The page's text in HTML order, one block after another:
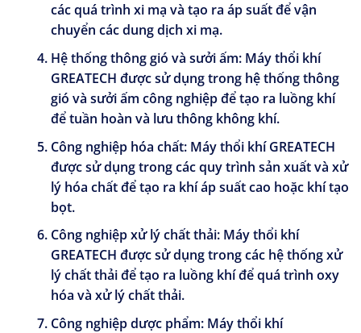
các quá trình xi mạ và tạo ra áp suất để vận
chuyển các dung dịch xi mạ.
Hệ thống thông gió và sưởi ấm: Máy thổi khí
GREATECH được sử dụng trong hệ thống thông
gió và sưởi ấm công nghiệp để tạo ra luồng khí
để tuần hoàn và lưu thông không khí.
Công nghiệp hóa chất: Máy thổi khí GREATECH
được sử dụng trong các quy trình sản xuất và xử
lý hóa chất để tạo ra khí áp suất cao hoặc khí tạo
bọt.
Công nghiệp xử lý chất thải: Máy thổi khí
GREATECH được sử dụng trong các hệ thống xử
lý chất thải để tạo ra luồng khí để quá trình oxy
hóa và xử lý chất thải.
Công nghiệp dược phẩm: Máy thổi khí